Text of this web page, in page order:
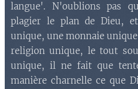
langue'. N'oublions pas
plagier le plan de Dieu,
unique, une monnaie
religion unique, le tout
unique, il ne fait que
manière charnelle ce que